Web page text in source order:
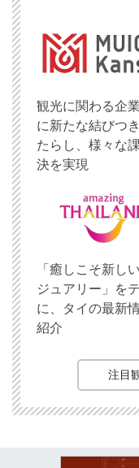
観光に関わる企
に新たな結びつ
たらし、様々な
決を実現
「癒しこそ新し
ジュアリー」を
に、タイの最新
紹介
注目